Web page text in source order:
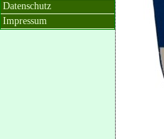
Datenschutz
Impressum